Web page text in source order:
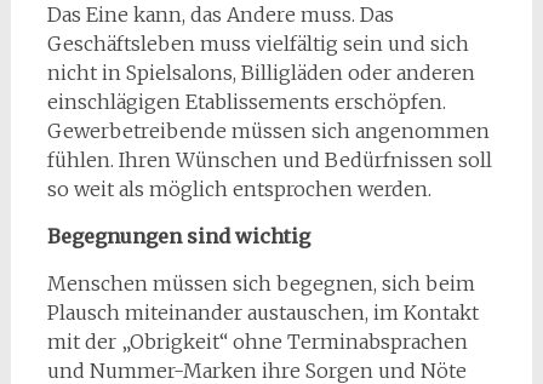
Das Eine kann, das Andere muss. Das
Geschäftsleben muss vielfältig sein und sich
nicht in Spielsalons, Billigläden oder anderen
einschlägigen Etablissements erschöpfen.
Gewerbetreibende müssen sich angenommen
fühlen. Ihren Wünschen und Bedürfnissen soll
so weit als möglich entsprochen werden.
Begegnungen sind wichtig
Menschen müssen sich begegnen, sich beim
Plausch miteinander austauschen, im Kontakt
mit der „Obrigkeit“ ohne Terminabsprachen
und Nummer-Marken ihre Sorgen und Nöte